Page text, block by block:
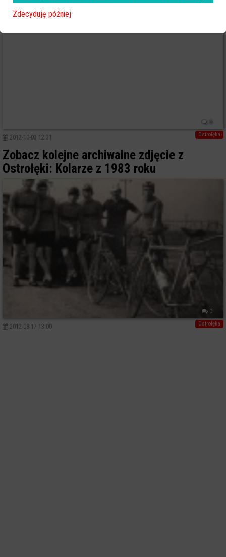
0
Ostrołęka
2012-10-03 12:31
Zobacz kolejne archiwalne zdjęcie z
Ostrołęki: Kolarze z 1983 roku
0
Ostrołęka
2012-08-17 13:00
Zdecyduję później